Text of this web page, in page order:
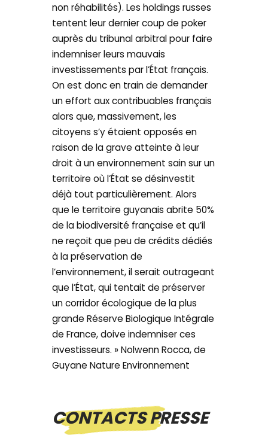
non réhabilités). Les holdings russes
tentent leur dernier coup de poker
auprès du tribunal arbitral pour faire
indemniser leurs mauvais
investissements par l’État français.
On est donc en train de demander
un effort aux contribuables français
alors que, massivement, les
citoyens s’y étaient opposés en
raison de la grave atteinte à leur
droit à un environnement sain sur un
territoire où l’État se désinvestit
déjà tout particulièrement. Alors
que le territoire guyanais abrite 50%
de la biodiversité française et qu’il
ne reçoit que peu de crédits dédiés
à la préservation de
l’environnement, il serait outrageant
que l’État, qui tentait de préserver
un corridor écologique de la plus
grande Réserve Biologique Intégrale
de France, doive indemniser ces
investisseurs. » Nolwenn Rocca, de
Guyane Nature Environnement
CONTACTS PRESSE